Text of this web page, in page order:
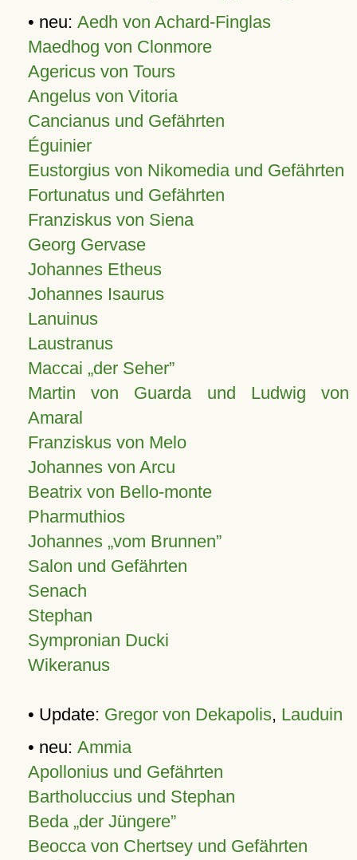
• neu: Aedh von Achard-Finglas
Maedhog von Clonmore
Agericus von Tours
Angelus von Vitoria
Cancianus und Gefährten
Éguinier
Eustorgius von Nikomedia und Gefährten
Fortunatus und Gefährten
Franziskus von Siena
Georg Gervase
Johannes Etheus
Johannes Isaurus
Lanuinus
Laustranus
Maccai „der Seher”
Martin von Guarda und Ludwig von
Amaral
Franziskus von Melo
Johannes von Arcu
Beatrix von Bello-monte
Pharmuthios
Johannes vom Brunnen
Salon und Gefährten
Senach
Stephan
Sympronian Ducki
Wikeranus
• Update: Gregor von Dekapolis, Lauduin
• neu: Ammia
Apollonius und Gefährten
Bartholuccius und Stephan
Beda „der Jüngere”
Beocca von Chertsey und Gefährten